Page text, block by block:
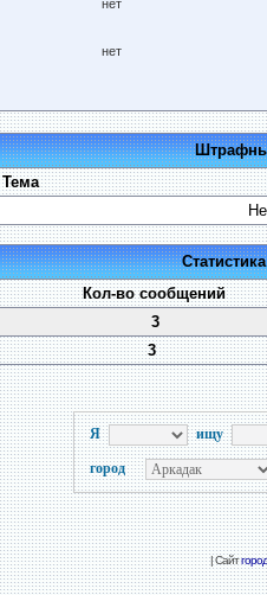
нет
нет
Тема
Кол-во сообщений
3
3
Я ищу
город
| Сайт